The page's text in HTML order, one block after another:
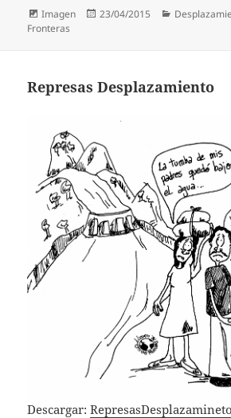
Formato
Imagen
Publicado
23/04/2015 Categorías
Fronteras
Represas Desplazamiento
Descargar: